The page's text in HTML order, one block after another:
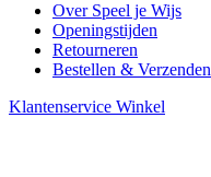
Over Speel je Wijs
Openingstijden
Retourneren
Bestellen & Verzenden
Klantenservice Winkel